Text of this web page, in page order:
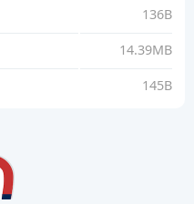
136B
14.39MB
145B